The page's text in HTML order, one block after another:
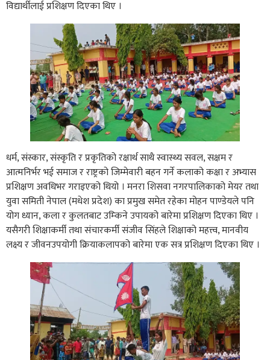
विद्यार्थीलाई प्रशिक्षण दिएका थिए ।
धर्म, संस्कार, संस्कृति र प्रकृतिको रक्षार्थ साथै स्वास्थ्य सवल, सक्षम र
आत्मनिर्भर भई समाज र राष्ट्रको जिम्मेवारी बहन गर्ने कलाको कक्षा र अभ्यास
प्रशिक्षण अवधिभर गराइएको थियो । मनरा शिसवा नगरपालिकाको मेयर तथा
युवा समिती नेपाल (मधेश प्रदेश) का प्रमुख समेत रहेका मोहन पाण्डेयले पनि
योग ध्यान, कला र कुलतबाट उम्किने उपायको बारेमा प्रशिक्षण दिएका थिए ।
यसैगरी शिक्षाकर्मी तथा संचारकर्मी संजीव सिंहले शिक्षाको महत्त्व, मानवीय
लक्ष्य र जीवनउपयोगी क्रियाकलापको बारेमा एक सत्र प्रशिक्षण दिएका थिए ।